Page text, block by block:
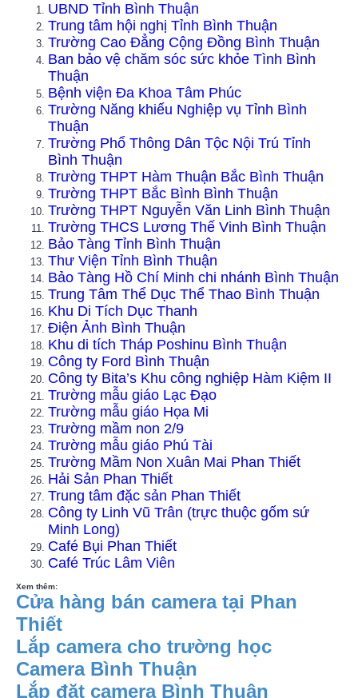
UBND Tỉnh Bình Thuận
Trung tâm hội nghị Tỉnh Bình Thuận
Trường Cao Đẳng Cộng Đồng Bình Thuận
Ban bảo vệ chăm sóc sức khỏe Tình Bình
Thuận
Bệnh viện Đa Khoa Tâm Phúc
Trường Năng khiếu Nghiệp vụ Tỉnh Bình
Thuận
Trường Phổ Thông Dân Tộc Nội Trú Tỉnh
Bình Thuận
Trường THPT Hàm Thuận Bắc Bình Thuận
Trường THPT Bắc Bình Bình Thuận
Trường THPT Nguyễn Văn Linh Bình Thuận
Trường THCS Lương Thế Vinh Bình Thuận
Bảo Tàng Tỉnh Bình Thuận
Thư Viện Tỉnh Bình Thuận
Bảo Tàng Hồ Chí Minh chi nhánh Bình Thuận
Trung Tâm Thể Dục Thể Thao Bình Thuận
Khu Di Tích Dục Thanh
Điện Ảnh Bình Thuận
Khu di tích Tháp Poshinu Bình Thuận
Công ty Ford Bình Thuận
Công ty Bita’s Khu công nghiệp Hàm Kiệm II
Trường mẫu giáo Lạc Đạo
Trường mẫu giáo Họa Mi
Trường mầm non 2/9
Trường mẫu giáo Phú Tài
Trường Mầm Non Xuân Mai Phan Thiết
Hải Sản Phan Thiết
Trung tâm đặc sản Phan Thiết
Công ty Linh Vũ Trân (trực thuộc gốm sứ
Minh Long)
Café Bụi Phan Thiết
Café Trúc Lâm Viên
Xem thêm:
Cửa hàng bán camera tại Phan
Thiết
Lắp camera cho trường học
Camera Bình Thuận
Lắp đặt camera Bình Thuận